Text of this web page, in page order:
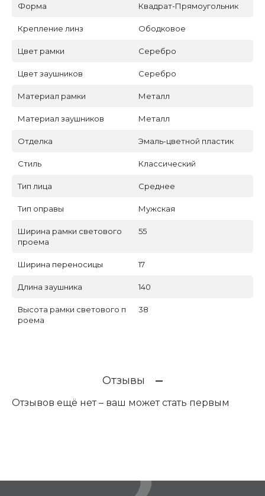
Форма Квадрат-Прямоугольник
Крепление линз Ободковое
Цвет рамки Серебро
Цвет заушников Серебро
Материал рамки Металл
Материал заушников Металл
Отделка Эмаль-цветной пластик
Стиль Классический
Тип лица Среднее
Тип оправы Мужская
Ширина рамки светового
проема
55
Ширина переносицы 17
Длина заушника 140
Высота рамки светового п
роема
38
Отзывы
Отзывов ещё нет – ваш может стать первым